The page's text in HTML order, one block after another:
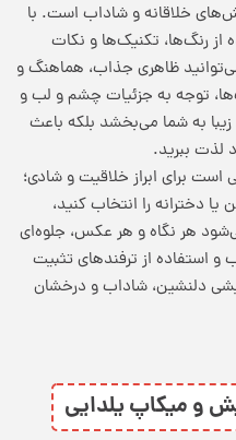
خلاقانه و شاداب است. با
از رنگ‌ها، تکنیک‌ها و نکات
ظاهری جذاب، هماهنگ و
توجه به جزئیات چشم و لب و
به شما می‌بخشد بلکه باعث
ببرید.
برای ابراز خلاقیت و شادی؛
دخترانه را انتخاب کنید،
هر نگاه و هر عکس، جلوه‌ای
و استفاده از ترفندهای تثبیت
دلنشین، شاداب و درخشان
و میکاپ یلدایی